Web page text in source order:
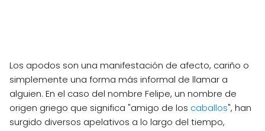
Los apodos son una manifestación de afecto, cariño o
simplemente una forma más informal de llamar a
alguien. En el caso del nombre Felipe, un nombre de
origen griego que significa "amigo de los caballos", han
surgido diversos apelativos a lo largo del tiempo,